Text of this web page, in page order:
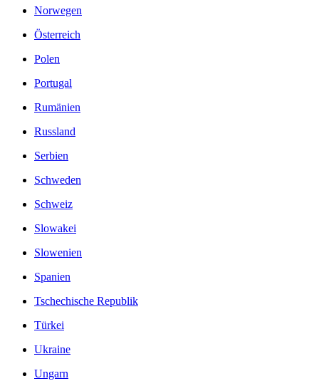
Norwegen
Österreich
Polen
Portugal
Rumänien
Russland
Serbien
Schweden
Schweiz
Slowakei
Slowenien
Spanien
Tschechische Republik
Türkei
Ukraine
Ungarn